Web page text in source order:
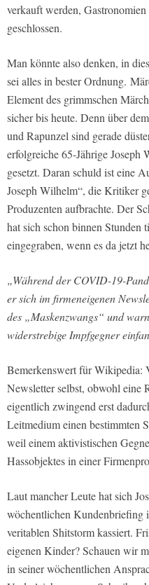
verkauft werden,
geschlossen.
Man könnte also denken, in
sei alles in bester Ordnung.
Element des grimmschen
sicher bis heute. Denn über
und Rapunzel sind gerade
erfolgreiche 65-Jährige Joseph
gesetzt. Daran schuld ist eine
Joseph Wilhelm“, die Kritiker
Produzenten aufbrachte. Der
hat sich schon binnen
eingegraben, wenn es da jetzt
„Während der COVID-19-
er sich im firmeneigenen
des „Maskenzwangs“ und
widerstrebige Impfgegner
Bemerkenswert für Wikipedia:
Newsletter selbst, obwohl eine
eigentlich zwingend erst
Leitmedium einen bestimmten
weil einem aktivistischen
Hassobjektes in einer
Laut mancher Leute hat sich
wöchentlichen Kundenbriefing
veritablen Shitstorm kassiert.
eigenen Kinder? Schauen wir
in seiner wöchentlichen